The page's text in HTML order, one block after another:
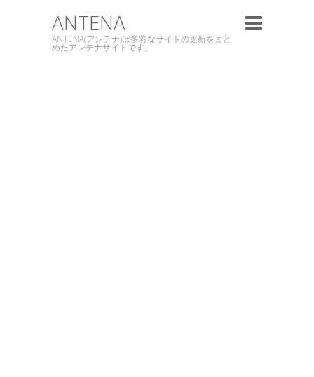
ANTENA
ANTENA(アンテナ)は多彩なサイトの更新をまと
めたアンテナサイトです。